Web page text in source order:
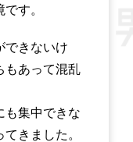
す。
できないけ
もあって混乱
も集中できな
きました。